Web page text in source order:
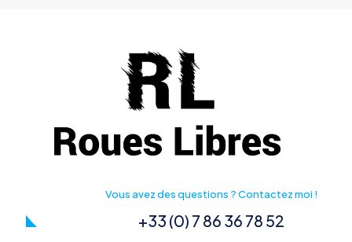
Vous avez des questions ? Contactez moi !
+33 (0) 7 86 36 78 52